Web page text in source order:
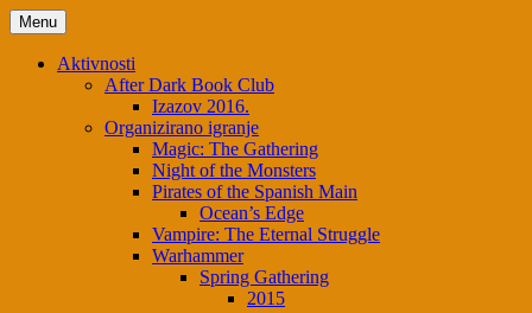
Skip
to
content
Menu
Aktivnosti
After Dark Book Club
Izazov 2016.
Organizirano igranje
Magic: The Gathering
Night of the Monsters
Pirates of the Spanish Main
Ocean’s Edge
Vampire: The Eternal Struggle
Warhammer
Spring Gathering
2015